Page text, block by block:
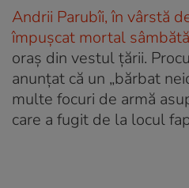
Andrii Parubîi, în vârstă
împușcat mortal
oraș din vestul țării.
anunțat că un „bărbat
multe focuri de armă
care a fugit de la locul